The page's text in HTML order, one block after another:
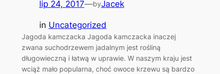
lip 24, 2017—byJacek
in Uncategorized
Jagoda kamczacka Jagoda kamczacka inaczej
zwana suchodrzewem jadalnym jest rośliną
długowieczną i łatwą w uprawie. W naszym kraju jest
wciąż mało popularna, choć owoce krzewu są bardzo